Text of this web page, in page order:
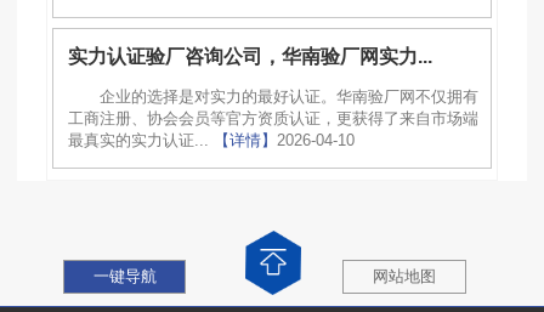
实力认证验厂咨询公司，华南验厂网实力...
企业的选择是对实力的最好认证。华南验厂网不仅拥有
工商注册、协会会员等官方资质认证，更获得了来自市场端
最真实的实力认证...
【详情】 2026-04-10
一键导航 网站地图